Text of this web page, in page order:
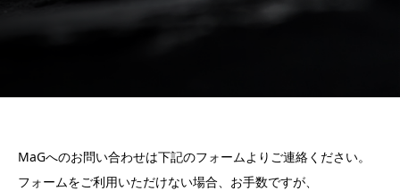
MaGへのお問い合わせは下記のフォームよりご連絡ください。
フォームをご利用いただけない場合、お手数ですが、